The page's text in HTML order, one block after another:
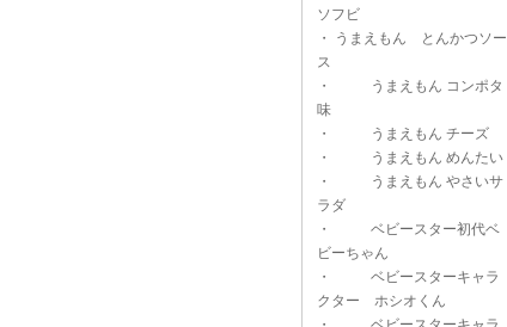
ソフビ
・
うまえもん とんかつソー
ス
・
うまえもん コンポタ
味
・
うまえもん チーズ
・
うまえもん めんたい
・
うまえもん やさいサ
ラダ
・
ベビースター初代ベ
ビーちゃん
・
ベビースターキャラ
クター ホシオくん